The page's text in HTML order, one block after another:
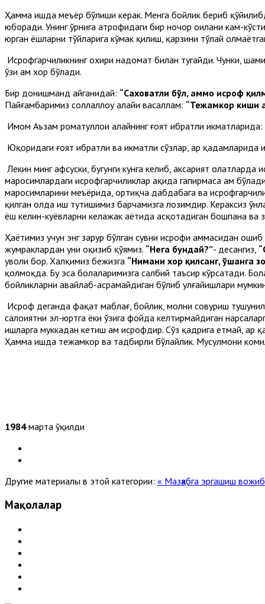
Ҳамма ишда меъёр бўлиши керак. Менга бойлик бериб
юборади. Унинг ўрнига атрофидаги бир ночор оилани кам-
юрган ёшларни тўйларига кўмак қилиш, қарзини тўлай
Исрофгарчиликнинг охири надомат билан тугайди. Чунки,
ўзи ҳам хор бўлади.
Бир донишманд айганидай: “Саховатли бўл, аммо исроф
Пайғамбаримиз соллаллоҳу алайҳи васаллам: “Тежамкор киши
Имом Аъзам роҳматуллоҳи алайҳнинг ғоят ибратли ҳикматларида:
Юқоридаги ғоят ибратли ва ҳикматли сўзлар, ҳар
Лекин минг афсуски, бугунги кунга келиб, аксарият
маросимлардаги исрофгарчиликлар ҳақида гапирмаса ҳам
маросимларини меъёрида, ортиқча дабдабага ва
қилган ҳолда иш тутишимиз барчамизга лозимдир. Кераксиз
ёш келин-куёвларни келажак ҳаётида асқотадиган бошпана
Ҳаётимиз учун энг зарур бўлган сувни исрофи ҳаммасидан
жумраклардан уни оқизиб қўямиз. “Нега бундай?”- десангиз,
уволи бор. Халқимиз бежизга “Нимани хор қилсанг, ўшанга
қолмоқда. Бу эса болаларимизга салбий таъсир кўрсатади.
бойликларни авайлаб-асрамайдиган бўлиб улғайишлари
Исроф деганда фақат маблағ, бойлик, молни совуриш
салоҳиятни эл-юртга ёки ўзига фойда келтирмайдиган
ишларга муккадан кетиш ҳам исрофдир. Сўз қадрига етмай, ҳар
Ҳамма ишда тежамкор ва тадбирли бўлайлик. Мусулмони
1984марта ўқилди
Другие материалы в этой категории: « Мазҳабга эргашиш
Мақолалар